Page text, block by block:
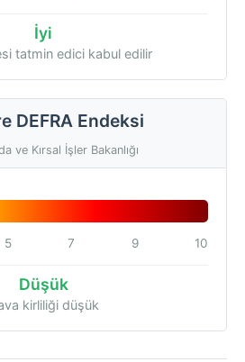
İyi
tatmin edici kabul edilir
DEFRA Endeksi
ve Kırsal İşler Bakanlığı
5 7 9 10
Düşük
kirliliği düşük